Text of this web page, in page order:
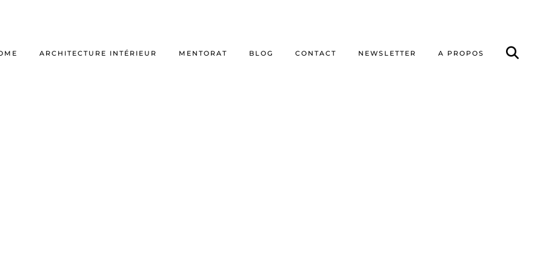
ARCHITECTURE INTÉRIEUR MENTORAT BLOG CONTACT NEWSLETTER A PROPOS